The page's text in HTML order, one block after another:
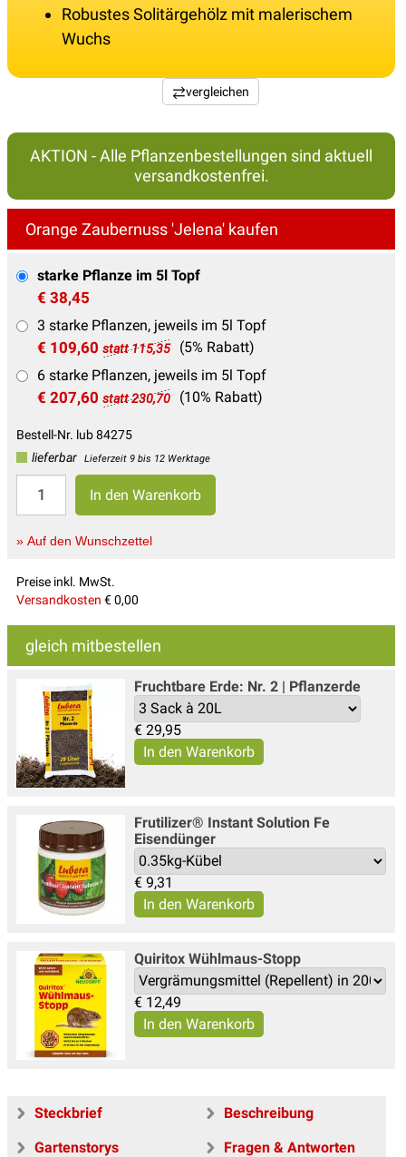
Robustes Solitärgehölz mit malerischem
Wuchs
vergleichen
AKTION - Alle Pflanzenbestellungen sind aktuell
versandkostenfrei.
Orange Zaubernuss 'Jelena' kaufen
starke Pflanze im 5l Topf
€ 38,45
3 starke Pflanzen, jeweils im 5l Topf
€ 109,60 statt 115,35
(5% Rabatt)
6 starke Pflanzen, jeweils im 5l Topf
€ 207,60 statt 230,70 (10% Rabatt)
Bestell-Nr. lub 84275
lieferbar
Lieferzeit 9 bis 12 Werktage
» Auf den Wunschzettel
Preise inkl. MwSt.
Versandkosten € 0,00
gleich mitbestellen
Fruchtbare Erde: Nr. 2 | Pflanzerde
€ 29,95
Frutilizer® Instant Solution Fe
Eisendünger
€ 9,31
Quiritox Wühlmaus-Stopp
€ 12,49
Steckbrief
Beschreibung
Gartenstorys
Fragen & Antworten